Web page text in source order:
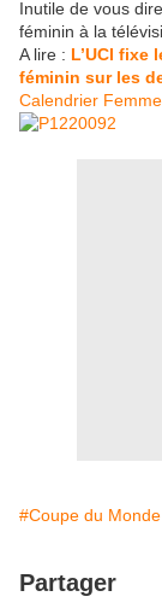
Inutile de vous
féminin à la
A lire : L’UCI fixe
féminin sur les
Calendrier
#Coupe du Monde
Partager